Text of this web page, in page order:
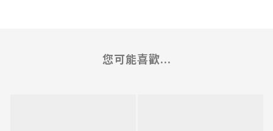
您可能喜歡...